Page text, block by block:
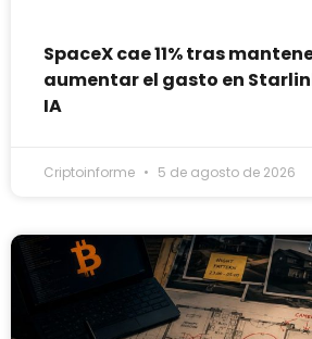
SpaceX cae 11% tras
aumentar el gasto en
IA
Criptoinforme 5 de agosto de 2026